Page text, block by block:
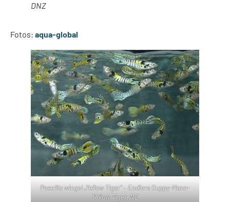
DNZ
Fotos: aqua-global
Poecilia wingei „Yellow Tiger“ – Endlers Guppy-Mann-
Yellow-Tiger, NZ